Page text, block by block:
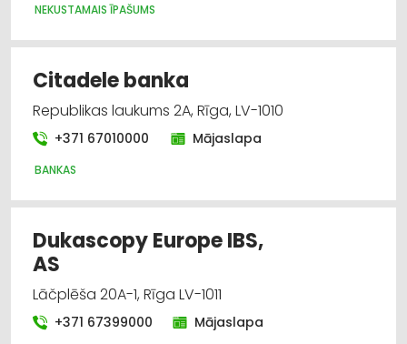
NEKUSTAMAIS ĪPAŠUMS
Citadele banka
Republikas laukums 2A, Rīga, LV-1010
+371 67010000 Mājaslapa
BANKAS
Dukascopy Europe IBS,
AS
Lāčplēša 20A-1, Rīga LV-1011
+371 67399000 Mājaslapa